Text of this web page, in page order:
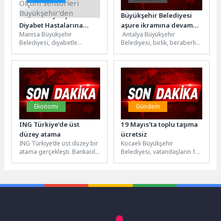
Manisa Büyükşehir’den
Diyabet Hastalarına
Büyük Destek: Şeker
Ölçüm Sensörleri
Büyükşehir’den
Manisa Büyükşehir
Belediyesi, diyabetle
vatandaşların yaşam
kalitesini artırmak için
anlamlı bir projeyi hayata...
Büyükşehir Belediyesi
aşure ikramına devam
ediyor
Antalya Büyükşehir
Belediyesi, birlik, beraberlik
arttığı Muharrem ayında
merkez ve ilçelerde
vatandaşlara...
Ekonomi
ING Türkiye’de üst
düzey atama
ING Türkiye’de üst düzey bir
atama gerçekleşti. Bankacılık
Gündem
19 Mayıs’ta toplu taşıma
ücretsiz
Kocaeli Büyükşehir
Belediyesi, vatandaşların 19